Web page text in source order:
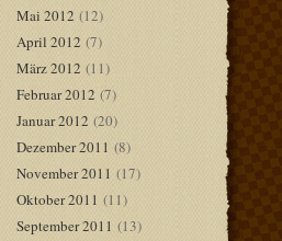
Mai 2012(12)
April 2012(7)
März 2012(11)
Februar 2012(7)
Januar 2012(20)
Dezember 2011(8)
November 2011(17)
Oktober 2011 (11)
September 2011(13)